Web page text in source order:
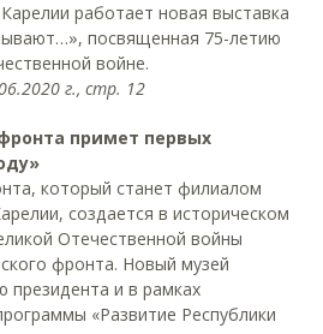
работает новая выставка
посвященная 75-летию
войне.
г., стр. 12
примет первых
который станет филиалом
создается в историческом
Отечественной войны
фронта. Новый музей
президента и в рамках
«Развитие Республики